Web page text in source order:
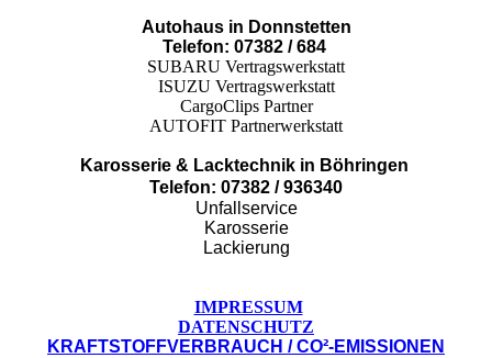
Autohaus in Donnstetten
Telefon: 07382 / 684
SUBARU Vertragswerkstatt
ISUZU Vertragswerkstatt
CargoClips Partner
AUTOFIT Partnerwerkstatt
Karosserie & Lacktechnik in Böhringen
Telefon: 07382 / 936340
Unfallservice
Karosserie
Lackierung
IMPRESSUM
DATENSCHUTZ
KRAFTSTOFFVERBRAUCH / CO²-EMISSIONEN